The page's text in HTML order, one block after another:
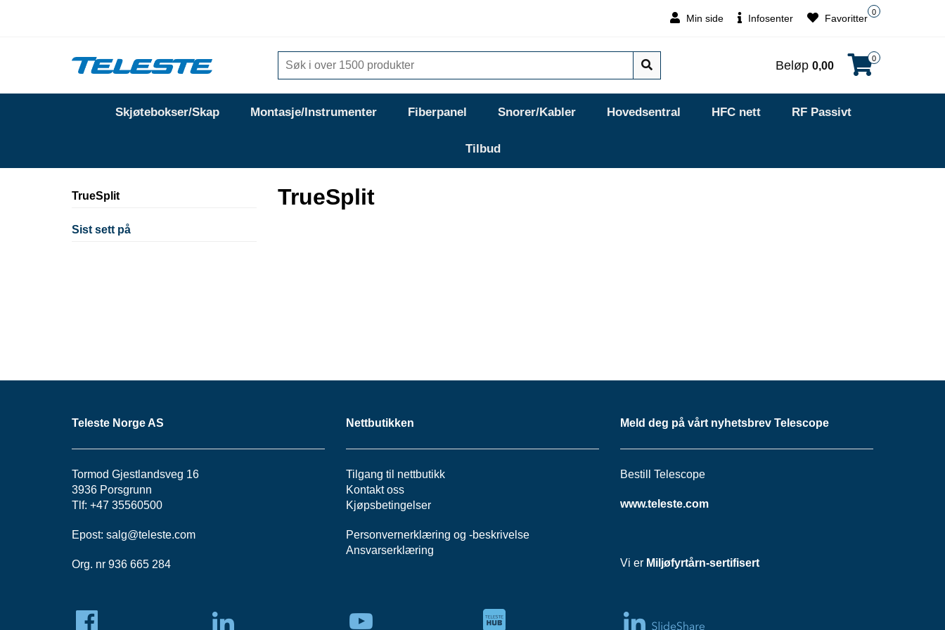
Min side Infosenter
0
Favoritter
Beløp 0,00
0
Skjøtebokser/Skap Montasje/Instrumenter Fiberpanel Snorer/Kabler Hovedsentral HFC nett RF Passivt
Tilbud
TrueSplit
Sist sett på
TrueSplit
Teleste Norge AS
Tormod Gjestlandsveg 16
3936 Porsgrunn
Tlf: +47 35560500
Epost: salg@teleste.com
Org. nr 936 665 284
Nettbutikken
Tilgang til nettbutikk
Kontakt oss
Kjøpsbetingelser
Personvernerklæring og -beskrivelse
Ansvarserklæring
Meld deg på vårt nyhetsbrev Telescope
Bestill Telescope
www.teleste.com
Vi er Miljøfyrtårn-sertifisert